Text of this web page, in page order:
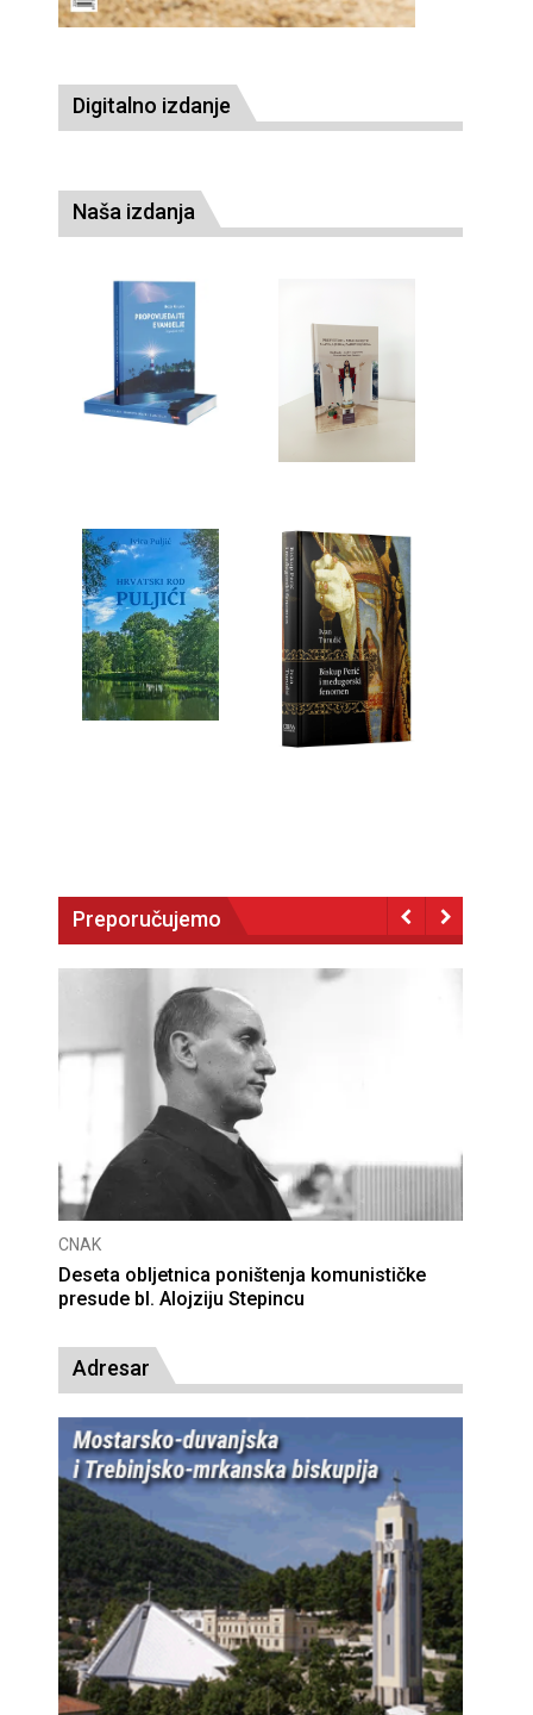
Digitalno izdanje
Naša izdanja
Preporučujemo
CNAK
Deseta obljetnica poništenja komunističke
presude bl. Alojziju Stepincu
Adresar